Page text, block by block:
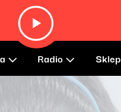
Radio Sklep